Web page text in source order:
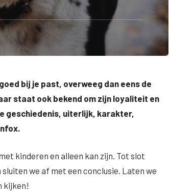
bij je past, overweeg dan eens de
staat ook bekend om zijn loyaliteit en
geschiedenis, uiterlijk, karakter,
kinderen en alleen kan zijn. Tot slot
we af met een conclusie. Laten we
kijken!